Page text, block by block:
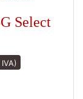
Select